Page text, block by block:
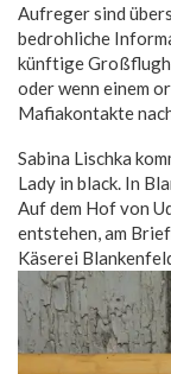
Aufreger sind
bedrohliche
künftige
oder wenn einem
Mafiakontakte
Sabina Lischka
Lady in black. In
Auf dem Hof von
entstehen, am
Käserei